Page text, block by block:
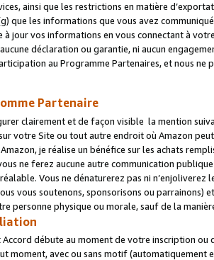
ainsi que les restrictions en matière
que les informations que vous avez
à jour vos informations en vous connectant à
déclaration ou garantie, ni aucun
au Programme Partenaires, et nous
Partenaire
clairement et de façon visible la mention
votre Site ou tout autre endroit où Amazon
je réalise un bénéfice sur les achats
ne ferez aucune autre communication
Vous ne dénaturerez pas ni
vous soutenons, sponsorisons ou parrainons)
personne physique ou morale, sauf de la
Accord débute au moment de votre inscription
moment, avec ou sans motif (automatiquement